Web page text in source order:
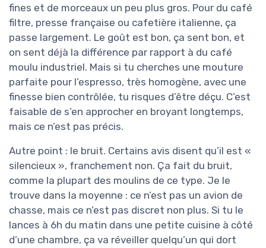
fines et de morceaux un peu plus gros. Pour du café
filtre, presse française ou cafetière italienne, ça
passe largement. Le goût est bon, ça sent bon, et
on sent déjà la différence par rapport à du café
moulu industriel. Mais si tu cherches une mouture
parfaite pour l’espresso, très homogène, avec une
finesse bien contrôlée, tu risques d’être déçu. C’est
faisable de s’en approcher en broyant longtemps,
mais ce n’est pas précis.
Autre point : le bruit. Certains avis disent qu’il est «
silencieux », franchement non. Ça fait du bruit,
comme la plupart des moulins de ce type. Je le
trouve dans la moyenne : ce n’est pas un avion de
chasse, mais ce n’est pas discret non plus. Si tu le
lances à 6h du matin dans une petite cuisine à côté
d’une chambre, ça va réveiller quelqu’un qui dort